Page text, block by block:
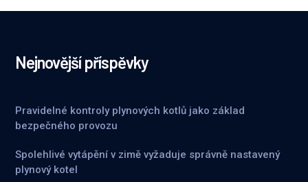
Nejnovější příspěvky
Pravidelné kontroly plynových kotlů jako základ
bezpečného provozu
Spolehlivé vytápění v zimě vyžaduje správně nastavený
plynový kotel